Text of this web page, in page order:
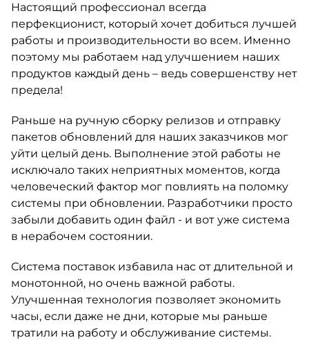
Настоящий профессионал всегда
перфекционист, который хочет добиться лучшей
работы и производительности во всем. Именно
поэтому мы работаем над улучшением наших
продуктов каждый день – ведь совершенству нет
предела!
Раньше на ручную сборку релизов и отправку
пакетов обновлений для наших заказчиков мог
уйти целый день. Выполнение этой работы не
исключало таких неприятных моментов, когда
человеческий фактор мог повлиять на поломку
системы при обновлении. Разработчики просто
забыли добавить один файл - и вот уже система
в нерабочем состоянии.
Система поставок избавила нас от длительной и
монотонной, но очень важной работы.
Улучшенная технология позволяет экономить
часы, если даже не дни, которые мы раньше
тратили на работу и обслуживание системы.